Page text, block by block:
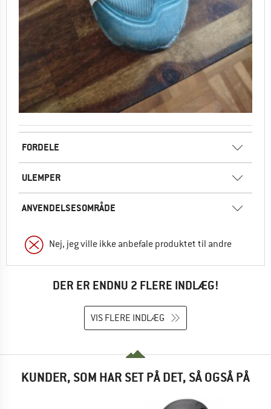
FORDELE
ULEMPER
ANVENDELSESOMRÅDE
Nej, jeg ville ikke anbefale produktet til andre
DER ER ENDNU 2 FLERE INDLÆG!
VIS FLERE INDLÆG
KUNDER, SOM HAR SET PÅ DET, SÅ OGSÅ PÅ